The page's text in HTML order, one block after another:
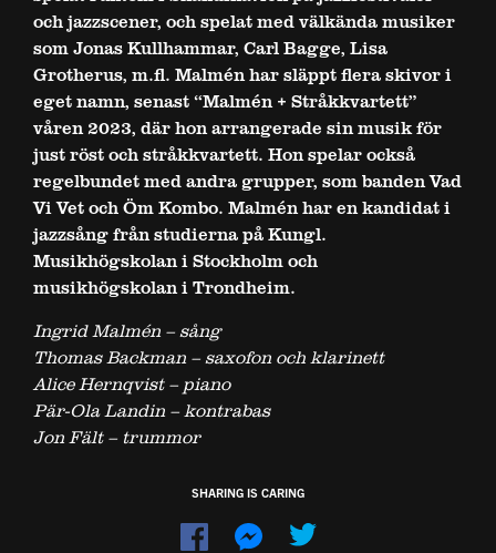
och jazzscener, och spelat med välkända musiker
som Jonas Kullhammar, Carl Bagge, Lisa
Grotherus, m.fl. Malmén har släppt flera skivor i
eget namn, senast “Malmén + Stråkkvartett”
våren 2023, där hon arrangerade sin musik för
just röst och stråkkvartett. Hon spelar också
regelbundet med andra grupper, som banden Vad
Vi Vet och Öm Kombo. Malmén har en kandidat i
jazzsång från studierna på Kungl.
Musikhögskolan i Stockholm och
musikhögskolan i Trondheim.
Ingrid Malmén – sång
Thomas Backman – saxofon och klarinett
Alice Hernqvist – piano
Pär-Ola Landin – kontrabas
Jon Fält – trummor
SHARING IS CARING
Dela
Dela